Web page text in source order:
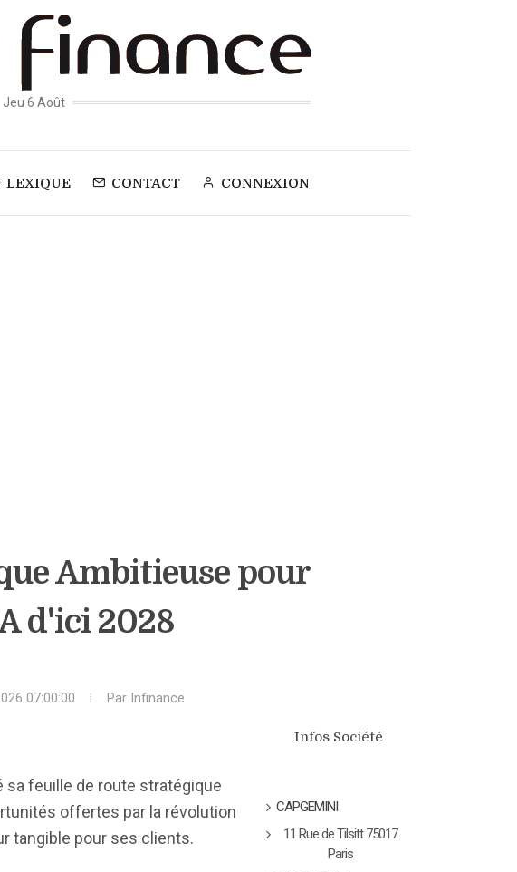
Jeu 6 Août
LEXIQUE CONTACT CONNEXION
Ambitieuse pour
d'ici 2028
07:00:00 Par Infinance
sa feuille de route stratégique
offertes par la révolution
tangible pour ses clients.
Infos Société
CAPGEMINI
11 Rue de Tilsitt 75017
Paris